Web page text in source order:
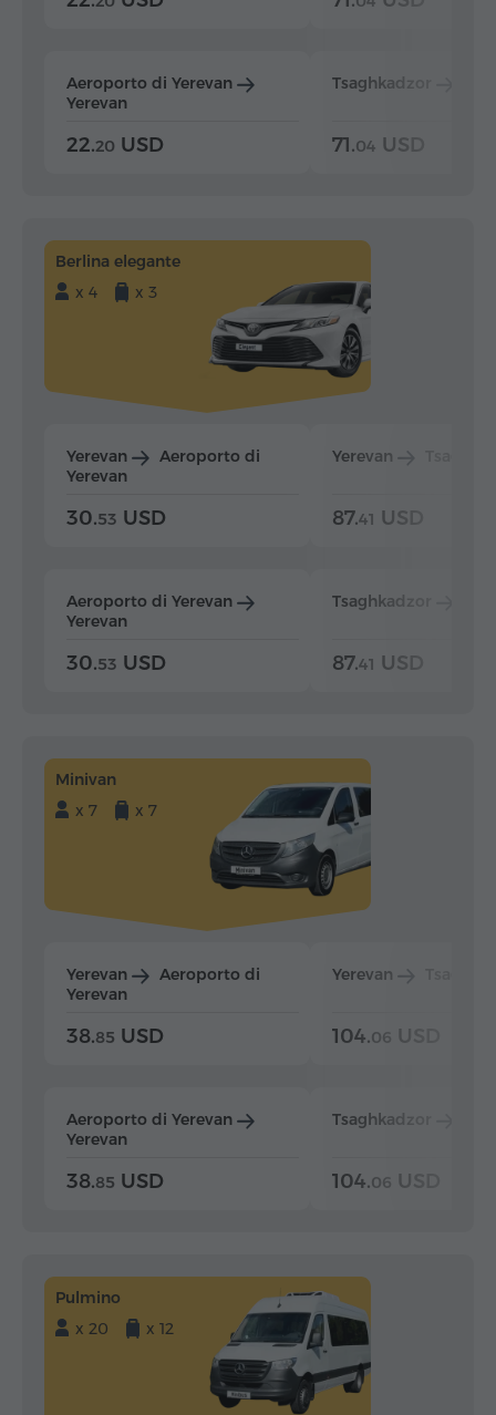
Aeroporto di Yerevan
Yerevan
22.20 USD
Tsaghkadzor
71.04 USD
Berlina elegante
x 4
x 3
Yerevan
Aeroporto di
Yerevan
30.53 USD
Aeroporto di Yerevan
Yerevan
30.53 USD
Yerevan
87.41 USD
Tsaghkadzor
87.41 USD
Minivan
x 7
x 7
Yerevan
Aeroporto di
Yerevan
38.85 USD
Aeroporto di Yerevan
Yerevan
38.85 USD
Yerevan
104.06 USD
Tsaghkadzor
104.06 USD
Pulmino
x 20
x 12